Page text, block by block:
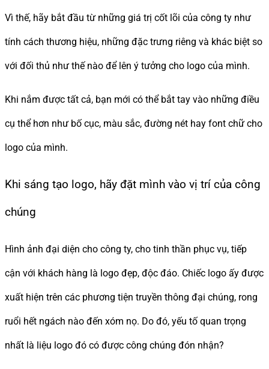
Vì thế, hãy bắt đầu từ những giá trị cốt lõi của công ty như
tính cách thương hiệu, những đặc trưng riêng và khác biệt so
với đối thủ như thế nào để lên ý tưởng cho logo của mình.
Khi nắm được tất cả, bạn mới có thể bắt tay vào những điều
cụ thể hơn như bố cục, màu sắc, đường nét hay font chữ cho
logo của mình.
Khi sáng tạo logo, hãy đặt mình vào vị trí của công
chúng
Hình ảnh đại diện cho công ty, cho tinh thần phục vụ, tiếp
cận với khách hàng là logo đẹp, độc đáo. Chiếc logo ấy được
xuất hiện trên các phương tiện truyền thông đại chúng, rong
ruổi hết ngách nào đến xóm nọ. Do đó, yếu tố quan trọng
nhất là liệu logo đó có được công chúng đón nhận?